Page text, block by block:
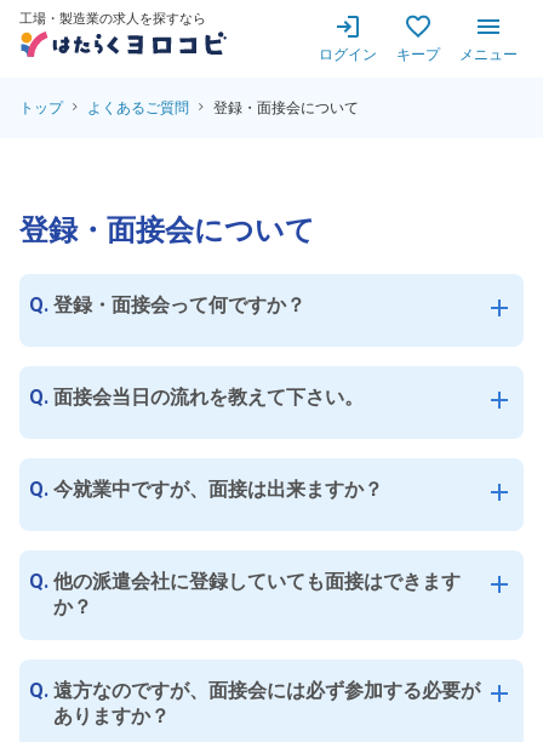
工場・製造業の求人を探すなら
ログイン キープ メニュー
トップ よくあるご質問 登録・面接会について
登録・面接会について
Q. 登録・面接会って何ですか？ add
Q. 面接会当日の流れを教えて下さい。 add
Q. 今就業中ですが、面接は出来ますか？ add
Q. 他の派遣会社に登録していても面接はできます
か？
add
Q. 遠方なのですが、面接会には必ず参加する必要が
ありますか？
add